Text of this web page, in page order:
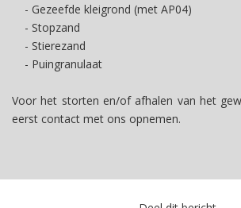
- Gezeefde kleigrond (met AP04)
- Stopzand
- Stierezand
- Puingranulaat
Voor het storten en/of afhalen van het
eerst contact met ons opnemen.